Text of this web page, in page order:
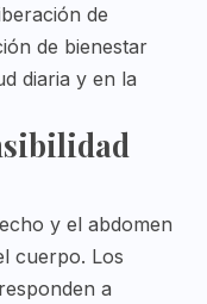
de
de bienestar
diaria y en la
y el abdomen
cuerpo. Los
a